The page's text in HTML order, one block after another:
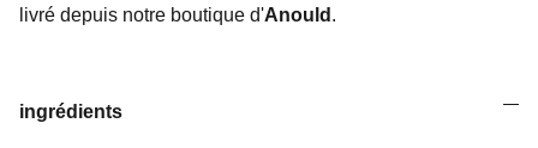
livré depuis notre boutique d'Anould .
ingrédients